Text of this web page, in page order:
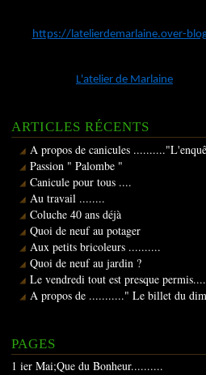
https://latelierdemarlaine.over-
L'atelier de Marlaine
ARTICLES RÉCENTS
A propos de canicules
Passion " Palombe "
Canicule pour tous ....
Au travail ........
Coluche 40 ans déjà
Quoi de neuf au potager
Aux petits bricoleurs ..........
Quoi de neuf au jardin ?
Le vendredi tout est presque
A propos de ..........." Le billet du
PAGES
1 ier Mai;Que du Bonheur..........